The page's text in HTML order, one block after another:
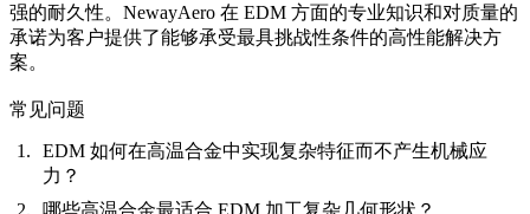
强的耐久性。NewayAero 在 EDM 方面的专业知识和对质量的
承诺为客户提供了能够承受最具挑战性条件的高性能解决方
案。
常见问题
EDM 如何在高温合金中实现复杂特征而不产生机械应
力？
哪些高温合金最适合 EDM 加工复杂几何形状？